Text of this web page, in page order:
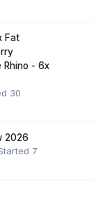
Fat
Rhino - 6x
30
2026
7